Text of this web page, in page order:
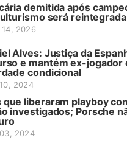
demitida após
será reintegrada
2026
Alves: Justiça da
e mantém ex-jogador
condicional
2024
que liberaram playboy
investigados; Porsche
2024